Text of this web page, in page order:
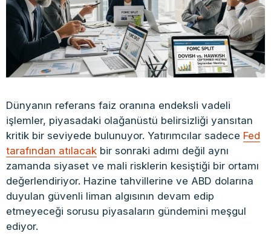
Dünyanın referans faiz oranına endeksli vadeli
işlemler, piyasadaki olağanüstü belirsizliği yansıtan
kritik bir seviyede bulunuyor. Yatırımcılar sadece Fed
tarafından atılacak bir sonraki adımı değil aynı
zamanda siyaset ve mali risklerin kesiştiği bir ortamı
değerlendiriyor. Hazine tahvillerine ve ABD dolarına
duyulan güvenli liman algısının devam edip
etmeyeceği sorusu piyasaların gündemini meşgul
ediyor.